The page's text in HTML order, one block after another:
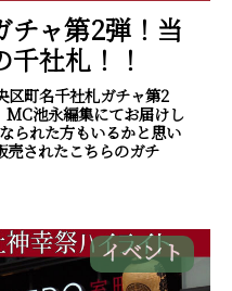
チャ第2弾！当
社札！！
町名千社札ガチャ第2
池永編集にてお届けし
られた方もいるかと思い
売されたこちらのガチ
イベント